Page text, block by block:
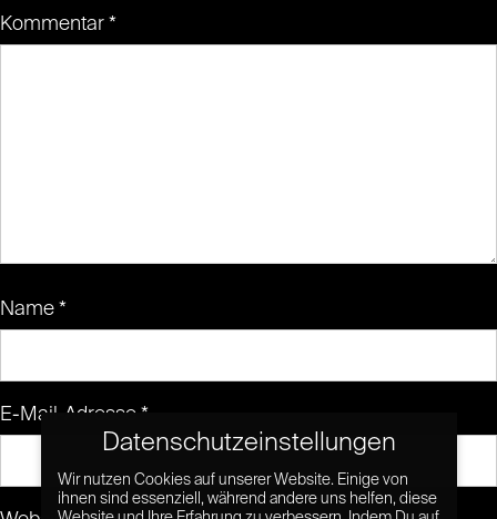
Kommentar *
Name *
E-Mail-Adresse *
Datenschutzeinstellungen
Wir nutzen Cookies auf unserer Website. Einige von
ihnen sind essenziell, während andere uns helfen, diese